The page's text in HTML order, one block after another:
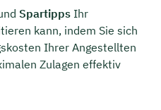
Spartipps Ihr
kann, indem Sie sich
Ihrer Angestellten
Zulagen effektiv